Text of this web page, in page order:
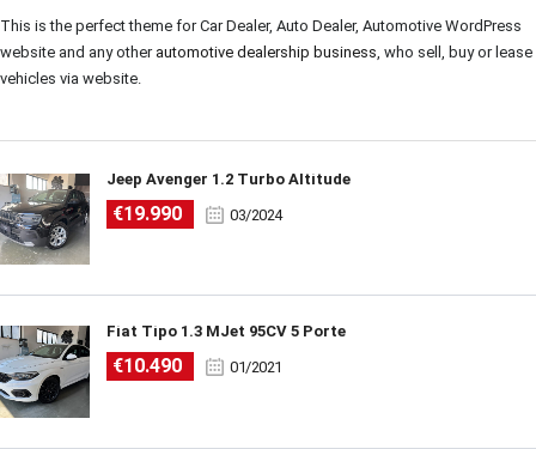
This is the perfect theme for Car Dealer, Auto Dealer, Automotive WordPress
website and any other automotive dealership business, who sell, buy or lease
vehicles via website.
Jeep Avenger 1.2 Turbo Altitude
€19.990 03/2024
Fiat Tipo 1.3 MJet 95CV 5 Porte
€10.490 01/2021